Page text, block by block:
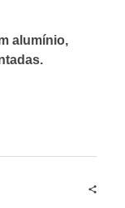
alumínio,